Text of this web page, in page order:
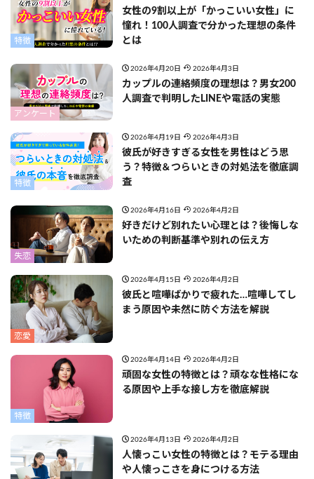
特徴
女性の9割以上が「かっこいい女性」に
憧れ！100人調査で分かった理想の条件
とは
アンケート
2026年4月20日 2026年4月3日
カップルの連絡頻度の理想は？男女200
人調査で判明したLINEや電話の実態
特徴
2026年4月19日 2026年4月3日
彼氏が好きすぎる女性を男性はどう思
う？特徴＆つらいときの対処法を徹底調
査
失恋
2026年4月16日 2026年4月2日
好きだけど別れたい心理とは？後悔しな
いための判断基準や別れの伝え方
恋愛
2026年4月15日 2026年4月2日
彼氏と喧嘩ばかりで疲れた…喧嘩してし
まう原因や未然に防ぐ方法を解説
特徴
2026年4月14日 2026年4月2日
頑固な女性の特徴とは？頑なな性格にな
る原因や上手な接し方を徹底解説
2026年4月13日 2026年4月2日
人懐っこい女性の特徴とは？モテる理由
や人懐っこさを身につける方法